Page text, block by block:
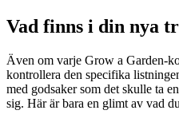
Vad finns i din nya
Även om varje Grow a Garden-
kontrollera den specifika
med godsaker som det skulle ta
sig. Här är bara en glimt av vad